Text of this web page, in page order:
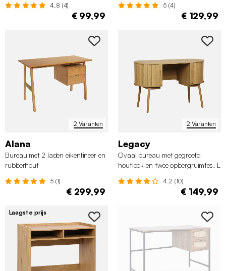
4.8 (4)
€ 99,99
5 (4)
€ 129,99
2 Varianten
Alana
Bureau met 2 laden eikenfineer en
rubberhout
5 (1)
€ 299,99
2 Varianten
Legacy
Ovaal bureau met gegroefd
houtlook en twee opbergruimtes, L
4.2 (10)
€ 149,99
Laagste prijs